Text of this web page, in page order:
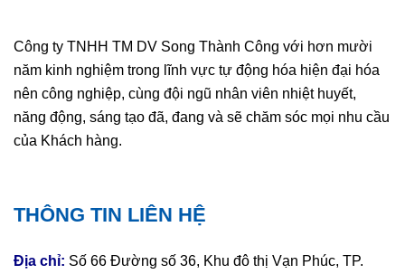
Công ty TNHH TM DV Song Thành Công với hơn mười
năm kinh nghiệm trong lĩnh vực tự động hóa hiện đại hóa
nên công nghiệp, cùng đội ngũ nhân viên nhiệt huyết,
năng động, sáng tạo đã, đang và sẽ chăm sóc mọi nhu cầu
của Khách hàng.
THÔNG TIN LIÊN HỆ
Địa chỉ: Số 66 Đường số 36, Khu đô thị Vạn Phúc, TP.